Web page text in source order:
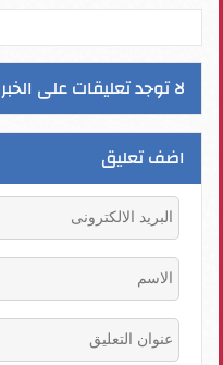
لا توجد تعليقات على الخبر
اضف تعليق